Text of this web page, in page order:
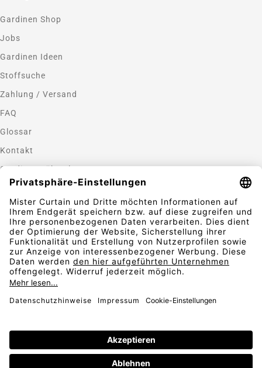
Gardinen Shop
Jobs
Gardinen Ideen
Stoffsuche
Zahlung / Versand
FAQ
Glossar
Kontakt
Gardinen nähen lassen
Zahlungsmethoden
Sicherheit
AGBWiderrufsbelehrung